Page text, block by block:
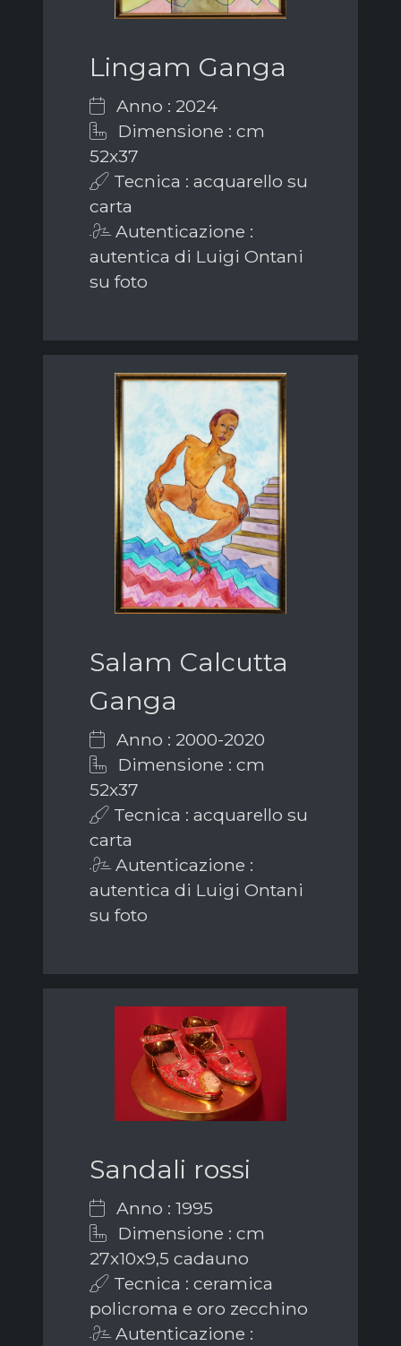
Lingam Ganga
Anno : 2024
Dimensione : cm
52x37
Tecnica : acquarello su
carta
Autenticazione :
autentica di Luigi Ontani
su foto
Salam Calcutta
Ganga
Anno : 2000-2020
Dimensione : cm
52x37
Tecnica : acquarello su
carta
Autenticazione :
autentica di Luigi Ontani
su foto
Sandali rossi
Anno : 1995
Dimensione : cm
27x10x9,5 cadauno
Tecnica : ceramica
policroma e oro zecchino
Autenticazione :